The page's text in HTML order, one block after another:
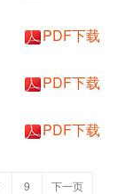
PDF下载
PDF下载
PDF下载
9 下一页